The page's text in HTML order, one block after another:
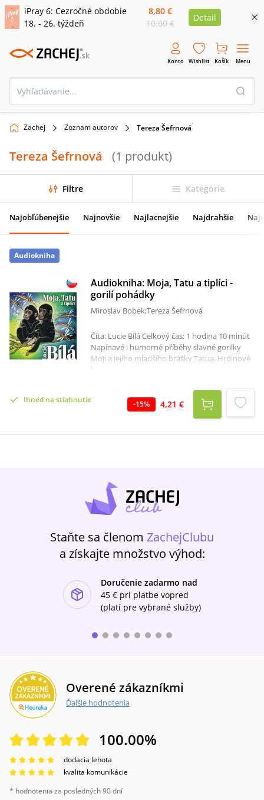
iPray 6: Cezročné obdobie
18. - 26. týždeň
8,80 €
10,00 €
Detail
Konto Wishlist Košík Menu
Zachej Zoznam autorov Tereza Šefrnová
Tereza Šefrnová (1 produkt)
Filtre Kategórie
Najobľúbenejšie Najnovšie Najlacnejšie Najdrahšie
Audiokniha
Audiokniha: Moja, Tatu a tiplíci -
gorilí pohádky
Miroslav Bobek;Tereza Šefrnová
Číta: Lucie Bílá Celkový čas: 1 hodina 10 minút
Napínavé i humorné příběhy slavné gorilky
Moji a jejího mladšího brášky Tatua. Hrdinové
těchto příběhů jsou skuteční a jejich příběhy se
Tatuem, jejich maminkou Kidživu, tátou
Richardem, "babičkou Kambou a tetičkou
Šindou se můžete setkat v pražské ZOO. Mnozí
lesích střední Afriky žije dokonce i Mokele
Ihneď na stiahnutie -15% 4,21 €
Staňte sa členom ZachejClubu
a získajte množstvo výhod:
Doručenie zadarmo nad
45 € pri platbe vopred
(platí pre vybrané služby)
Overené zákazníkmi
Ďalšie hodnotenia
100.00%
dodacia lehota
kvalita komunikácie
* hodnotenia za posledných 90 dní